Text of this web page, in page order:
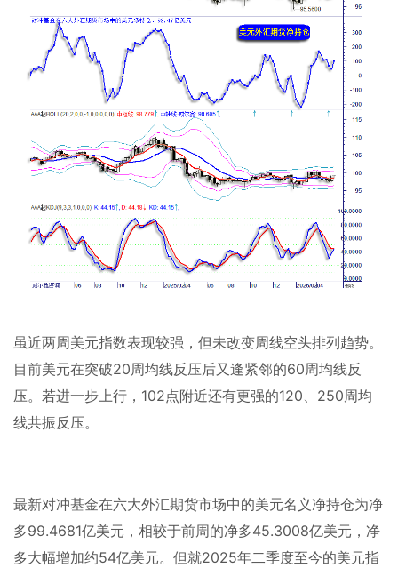
虽近两周美元指数表现较强，但未改变周线空头排列趋势。
目前美元在突破20周均线反压后又逢紧邻的60周均线反
压。若进一步上行， 102点附近还有更强的120、 250周均
线共振反压。
最新对冲基金在六大外汇期货市场中的美元名义净持仓为净
多99.4681亿美元，相较于前周的净多45.3008亿美元，净
多大幅增加约54亿美元。但就2025年二季度至今的美元指